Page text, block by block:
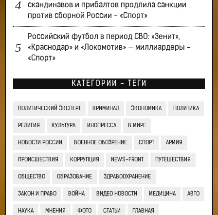
скандинавов и прибалтов продлила санкции
против сборной России - «Спорт»
Российский футбол в период СВО: «Зенит»,
«Краснодар» и «Локомотив» — миллиардеры -
«Спорт»
КАТЕГОРИИ - ТЕГИ
ПОЛИТИЧЕСКИЙ ЭКСПЕРТ КРИМИНАЛ ЭКОНОМИКА ПОЛИТИКА
РЕЛИГИЯ КУЛЬТУРА ИНОПРЕССА В МИРЕ
НОВОСТИ РОССИИ ВОЕННОЕ ОБОЗРЕНИЕ СПОРТ АРМИЯ
ПРОИСШЕСТВИЯ КОРРУПЦИЯ NEWS-FRONT ПУТЕШЕСТВИЯ
ОБЩЕСТВО ОБРАЗОВАНИЕ ЗДРАВООХРАНЕНИЕ
ЗАКОН И ПРАВО ВОЙНА ВИДЕО НОВОСТИ МЕДИЦИНА АВТО
НАУКА МНЕНИЯ ФОТО СТАТЬИ ГЛАВНАЯ